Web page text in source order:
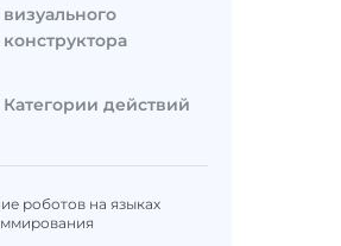
визуального
конструктора
Категории действий
роботов на языках